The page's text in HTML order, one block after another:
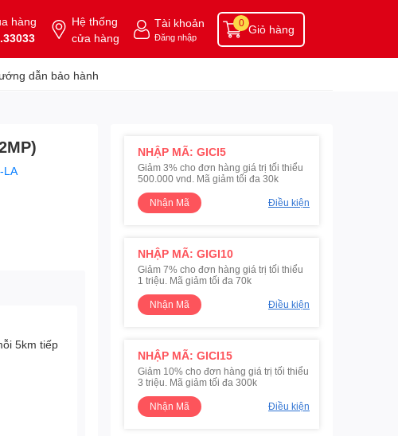
hàng
Hệ thống
cửa hàng
Tài khoản
Đăng nhập
Giỏ hàng
0
dẫn bảo hành
LA
5km tiếp
NHẬP MÃ: GICI5
Giảm 3% cho đơn hàng giá trị tối thiểu
500.000 vnd. Mã giảm tối đa 30k
Nhận Mã
Điều kiện
NHẬP MÃ: GIGI10
Giảm 7% cho đơn hàng giá trị tối thiểu
1 triệu. Mã giảm tối đa 70k
Nhận Mã
Điều kiện
NHẬP MÃ: GICI15
Giảm 10% cho đơn hàng giá trị tối thiểu
3 triệu. Mã giảm tối đa 300k
Nhận Mã
Điều kiện